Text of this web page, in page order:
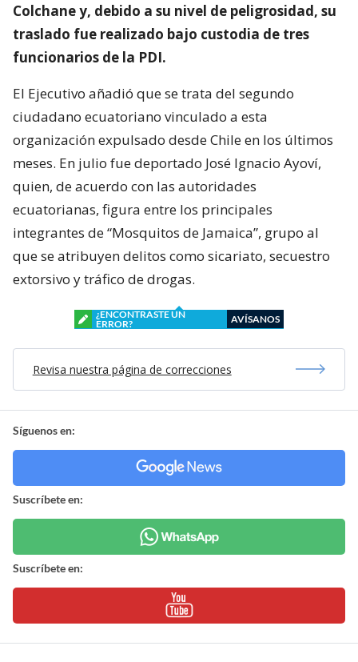
Colchane y, debido a su nivel de peligrosidad, su
traslado fue realizado bajo custodia de tres
funcionarios de la PDI.
El Ejecutivo añadió que se trata del segundo
ciudadano ecuatoriano vinculado a esta
organización expulsado desde Chile en los últimos
meses. En julio fue deportado José Ignacio Ayoví,
quien, de acuerdo con las autoridades
ecuatorianas, figura entre los principales
integrantes de “Mosquitos de Jamaica”, grupo al
que se atribuyen delitos como sicariato, secuestro
extorsivo y tráfico de drogas.
¿ENCONTRASTE UN
ERROR?
AVÍSANOS
Revisa nuestra página de correcciones
Síguenos en:
Suscríbete en:
Suscríbete en: